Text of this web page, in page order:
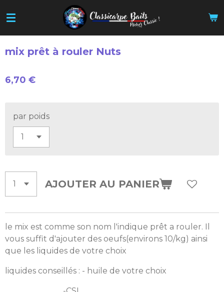
au
contenu
principal
mix prêt à rouler Nuts
6,70 €
par poids
AJOUTER AU PANIER
le mix est comme son nom l'indique prêt a rouler. Il
vous suffit d'ajouter des oeufs(environs 10/kg) ainsi
que les liquides de votre choix
liquides conseillés : - huile de votre choix